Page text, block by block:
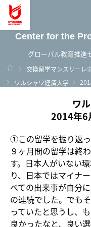
Center for the
グローバル教育推進
ホーム
交換留学マンスリーレ
ワルシャワ経済大学
ワ
2014年
①この留学を振り返
９ヶ月間の留学は終
す。日本人がいない
り、日本ではマイナ
べての出来事が自分
の連続でした。でも
っていたと思うし、
良かったなと、良い